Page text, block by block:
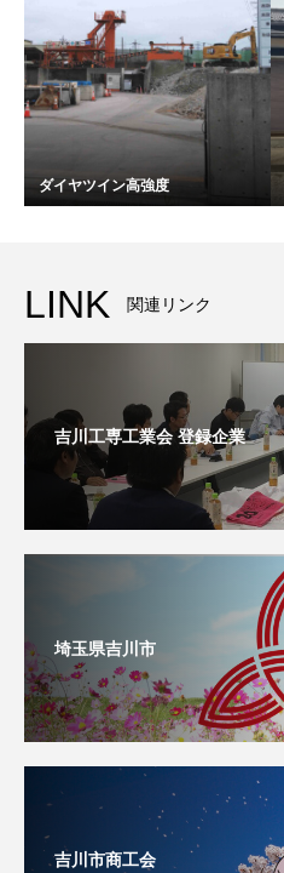
ダイヤツイン高強度
LINK 関連リンク
吉川工専工業会 登録企業
埼玉県吉川市
吉川市商工会